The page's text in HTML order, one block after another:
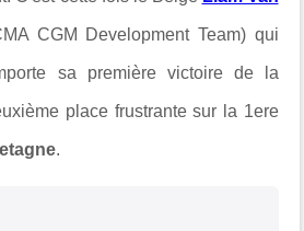
CGM Development Team) qui
sa première victoire de la
place frustrante sur la 1ere
.